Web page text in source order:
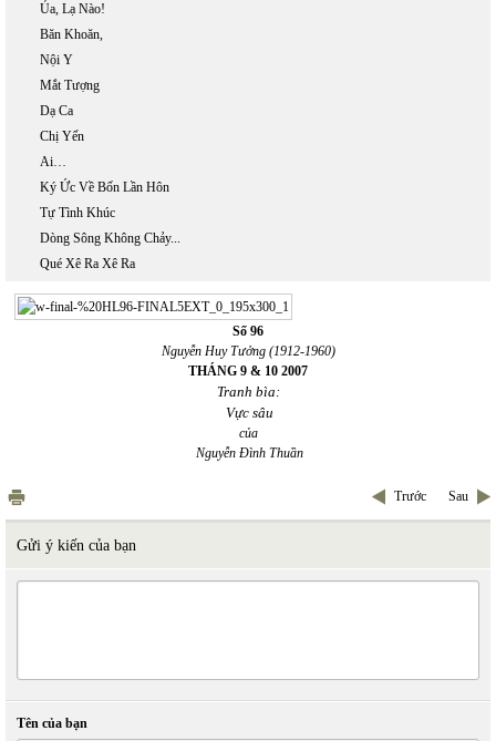
Ủa, Lạ Nào!
Băn Khoăn,
Nội Y
Mắt Tượng
Dạ Ca
Chị Yến
Ai…
Ký Ức Về Bốn Lần Hôn
Tự Tình Khúc
Dòng Sông Không Chảy...
Qué Xê Ra Xê Ra
Số 96
Nguyễn Huy Tưởng (1912-1960)
THÁNG 9 & 10 2007
Tranh bìa:
Vực sâu
của
Nguyễn Đình Thuần
Trước Sau
Gửi ý kiến của bạn
Tên của bạn